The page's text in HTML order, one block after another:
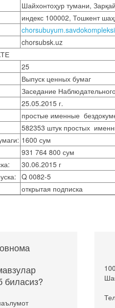
Шайхонтоҳур тумани,
индекс 100002, Тошкент
chorsubsk.uz
25
Выпуск ценных бумаг
Заседание
25.05.2015 г.
простые именные
582353 штук простых
1600 сум
931 764 800 сум
30.06.2015 г
Q 0082-5
открытая подписка
биласиз?